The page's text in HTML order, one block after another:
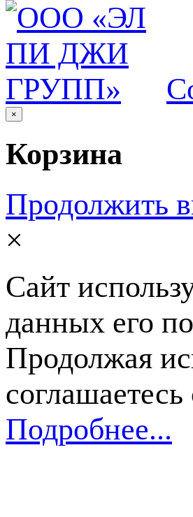
×
Корзина
Продолжить
×
Сайт
данных его
Продолжая
Подробнее...